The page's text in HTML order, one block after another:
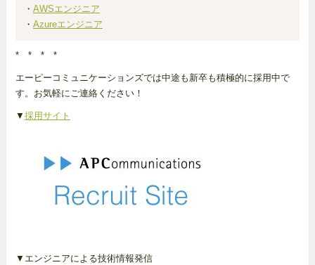
・ AWSエンジニア
・ Azureエンジニア
* * * *
エーピーコミュニケーションズでは中途も新卒も積極的に採用中で
す。お気軽にご連絡ください！
▼ 採用サイト
▼エンジニアによる技術情報発信